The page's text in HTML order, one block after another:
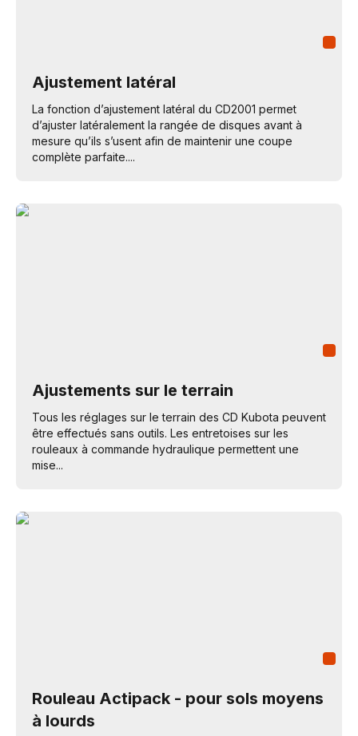
Ajustement latéral
La fonction d’ajustement latéral du CD2001 permet
d’ajuster latéralement la rangée de disques avant à
mesure qu’ils s’usent afin de maintenir une coupe
complète parfaite....
Ajustements sur le terrain
Tous les réglages sur le terrain des CD Kubota peuvent
être effectués sans outils. Les entretoises sur les
rouleaux à commande hydraulique permettent une
mise...
Rouleau Actipack - pour sols moyens
à lourds